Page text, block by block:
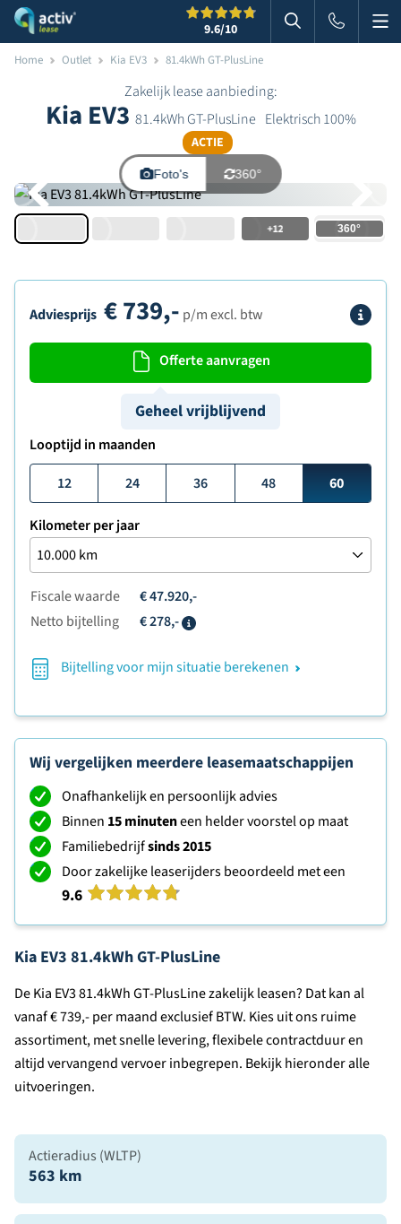
9.6/10 Zoeken in
Home Outlet Kia EV3 81.4kWh GT-PlusLine
Zakelijk lease aanbieding:
Kia EV3 81.4kWh GT-PlusLine Elektrisch 100%
ACTIE
Foto's 360°
+12
Adviesprijs €739,- p/m excl. btw
Offerte aanvragen
Geheel vrijblijvend
Looptijd in maanden
12
24 36 48 60
Kilometer per jaar
Fiscale waarde
€ 47.920,-
Netto bijtelling
€ 278,-
Bijtelling voor mijn situatie berekenen
Wij vergelijken meerdere leasemaatschappijen
Onafhankelijk en persoonlijk advies
Binnen 15 minuteneen helder voorstel op maat
Familiebedrijfsinds 2015
Door zakelijke leaserijders beoordeeld met een
9.6
Kia EV3 81.4kWh GT-PlusLine
De Kia EV3 81.4kWh GT-PlusLine zakelijk leasen? Dat kan al
vanaf € 739,- per maand exclusief BTW. Kies uit ons ruime
assortiment, met snelle levering, flexibele contractduur en
altijd vervangend vervoer inbegrepen. Bekijk hieronder alle
uitvoeringen.
Actieradius (WLTP)
563 km